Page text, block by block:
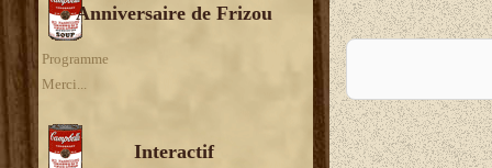
Anniversaire de Frizou
Programme
Merci...
Interactif